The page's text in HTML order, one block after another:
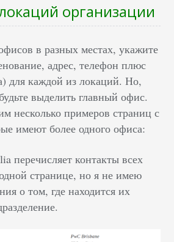
организации
в разных местах, укажите
адрес, телефон плюс
для каждой из локаций. Но,
выделить главный офис.
несколько примеров страниц с
имеют более одного офиса:
перечисляет контакты всех
странице, но я не имею
о том, где находится их